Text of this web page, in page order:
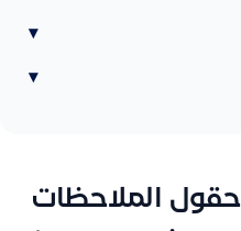
▾
▾
الملاحظات